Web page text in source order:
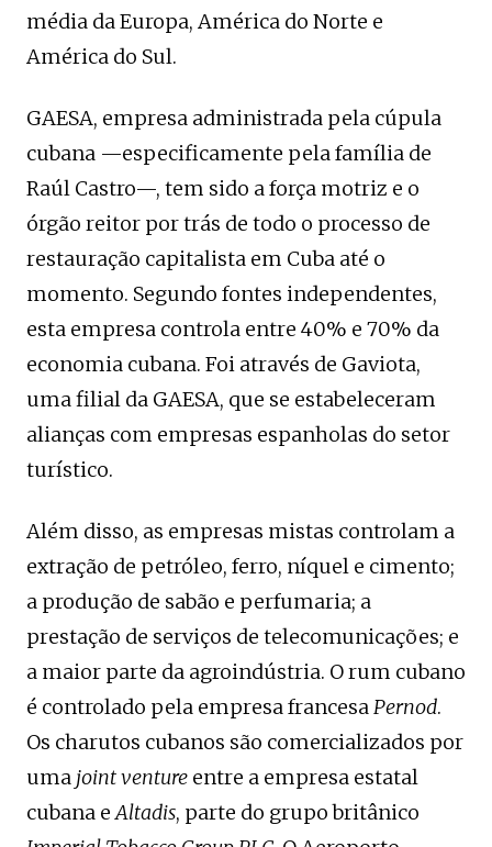
média da Europa, América do Norte e
América do Sul.
GAESA, empresa administrada pela cúpula
cubana —especificamente pela família de
Raúl Castro—, tem sido a força motriz e o
órgão reitor por trás de todo o processo de
restauração capitalista em Cuba até o
momento. Segundo fontes independentes,
esta empresa controla entre 40% e 70% da
economia cubana. Foi através de Gaviota,
uma filial da GAESA, que se estabeleceram
alianças com empresas espanholas do setor
turístico.
Além disso, as empresas mistas controlam a
extração de petróleo, ferro, níquel e cimento;
a produção de sabão e perfumaria; a
prestação de serviços de telecomunicações; e
a maior parte da agroindústria. O rum cubano
é controlado pela empresa francesaPernod.
Os charutos cubanos são comercializados por
uma joint venture entre a empresa estatal
cubana eAltadis, parte do grupo britânico